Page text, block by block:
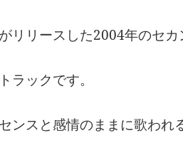
リリースした2004年のセ
ラックです。
ンスと感情のままに歌われ